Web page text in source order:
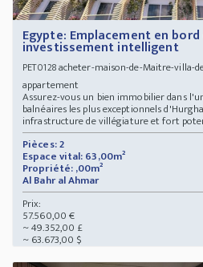
Egypte: Emplacement en
investissement intelligent
PET0128acheter-maison-de-Maitre-villa-
appartement
Assurez-vous un bien immobilier dans
balnéaires les plus exceptionnels
infrastructure de villégiature et fort
Pièces: 2
Espace vital: 63,00m²
Propriété: ,00m²
Al Bahr al Ahmar
Prix:
57.560,00 €
~ 49.352,00 £
~ 63.673,00 $